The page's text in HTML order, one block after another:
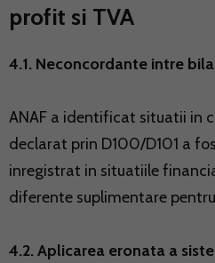
profit si TVA
4.1. Neconcordante intre
ANAF a identificat situatii in
declarat prin D100/D101 a
inregistrat in situatiile
diferente suplimentare
4.2. Aplicarea eronata a